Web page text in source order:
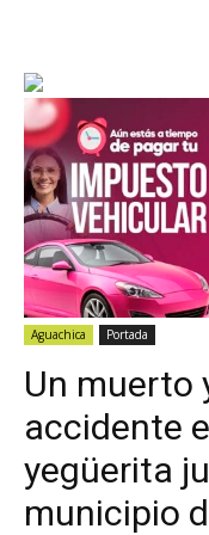
Aguachica Portada
Un muerto
accidente
yegüerita
municipio